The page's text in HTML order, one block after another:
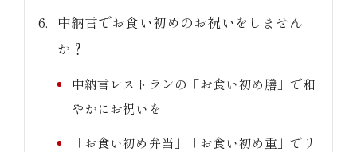
中納言でお食い初めのお祝いをしません
か？
中納言レストランの「お食い初め膳」で和
やかにお祝いを
「お食い初め弁当」「お食い初め重」でリ